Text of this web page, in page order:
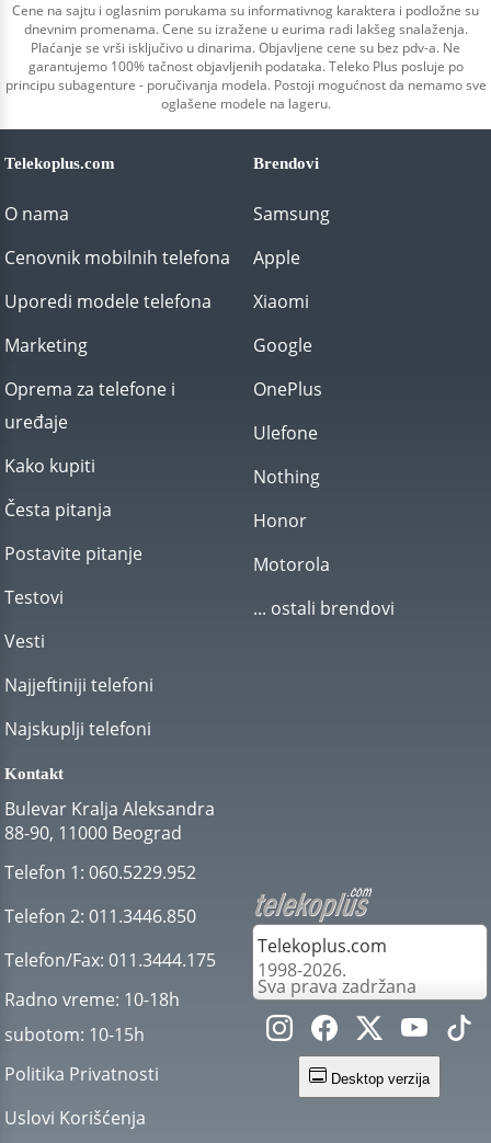
Cene na sajtu i oglasnim porukama su informativnog karaktera i podložne su
dnevnim promenama. Cene su izražene u eurima radi lakšeg snalaženja.
Plaćanje se vrši isključivo u dinarima. Objavljene cene su bez pdv-a. Ne
garantujemo 100% tačnost objavljenih podataka. Teleko Plus posluje po
principu subagenture - poručivanja modela. Postoji mogućnost da nemamo sve
oglašene modele na lageru.
Telekoplus.com
O nama
Cenovnik mobilnih telefona
Uporedi modele telefona
Marketing
Oprema za telefone i
uređaje
Kako kupiti
Česta pitanja
Postavite pitanje
Testovi
Vesti
Najjeftiniji telefoni
Najskuplji telefoni
Brendovi
Samsung
Apple
Xiaomi
Google
OnePlus
Ulefone
Nothing
Honor
Motorola
... ostali brendovi
Kontakt
Bulevar Kralja Aleksandra
88-90, 11000 Beograd
Telefon 1: 060.5229.952
Telefon 2: 011.3446.850
Telefon/Fax: 011.3444.175
Radno vreme: 10-18h
subotom: 10-15h
Politika Privatnosti
Uslovi Korišćenja
Telekoplus.com
1998-2026.
Sva prava zadržana
Desktop verzija